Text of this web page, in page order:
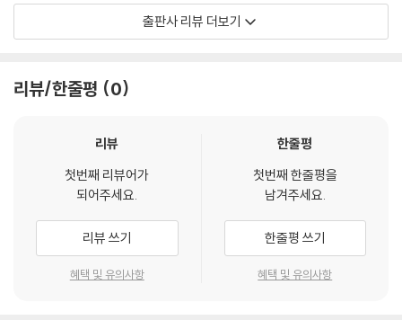
오랜 역사를 지닌 이란과 이라크, 두바이 초콜릿으로 유명한 두바이가 속
한 아랍 에미리트, 세계 주요 종교들의 성지가 있는 이스라엘 등이 있어요.
크리스트교가 생겨난 곳이기도 하지요. 지금도 서남아시아에서 생산된 석
와 크리스트교는 전 세계 곳곳으로 퍼져 나가 세계 종교가 되었지요. 덕분
이렇게 서남아시아의 지리적 특징에 대해 하나씩 알아 가다 보면, 낯설던
서남아시아의 문화가 좀 더 가깝게 느껴질 거예요. 서남아시아의 전통 의
상은 뜨거운 햇볕과 모래바람으로부터 피부를 보호하기 위해 헐렁하게 늘
어지는 천으로 몸을 감싸는 형태가 많다는 것, 삶은 병아리콩을 으깨 만든
‘후무스’가 서남아시아 사람들에게는 우리나라의 김치처럼 없어서는 안 될
출판사 리뷰 더보기
리뷰/한줄평 0
리뷰
첫번째 리뷰어가
되어주세요.
리뷰 쓰기
혜택 및 유의사항
한줄평
첫번째 한줄평을
남겨주세요.
한줄평 쓰기
혜택 및 유의사항